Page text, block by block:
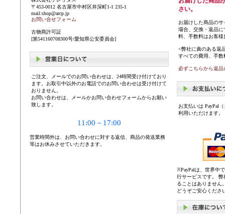
〒453-0012 名古屋市中村区井深町1-1 235-1
mail:shop@arcp.jp
お問い合せフォーム
古物商許可証
[第541160708300号/愛知県公安委員会]
ご注文、メールでのお問い合わせは、24時間受け付けており
ます。お取引中以外のお電話でのお問い合わせは受け付けて
おりません。
お問い合わせは、メールかお問い合わせフォームからお願い
致します。
11:00－17:00
営業時間外は、お問い合わせに対する返信、商品の発送業務
等はお休みさせていただきます。
さい。
お届けした商品の
場合、交換・返品
料、手数料はお客
<弊社に責のある返
すべての費用、手
必ずこちらから返
お支払いは PayPal
利用いただけます。
※PayPalは、世界中
行サービスです。
ることはありません
どうぞご安心くださ